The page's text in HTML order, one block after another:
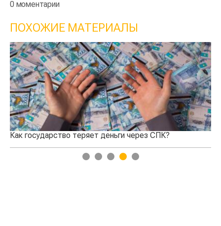
0 моментарии
ПОХОЖИЕ МАТЕРИАЛЫ
государство теряет деньги через СПК?
1 2 3 4 5